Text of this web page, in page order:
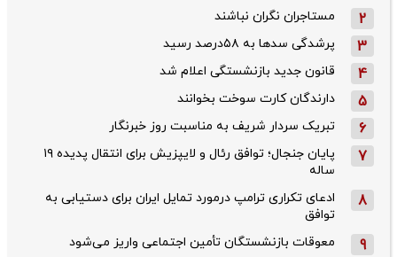
2 مستاجران نگران نباشند
3 پرشدگی سدها به ۵۸درصد رسید
4 قانون جدید بازنشستگی اعلام شد
5 دارندگان کارت سوخت بخوانند
6 تبریک سردار شریف به مناسبت روز خبرنگار
7
پایان جنجال؛ توافق رئال و لایپزیش برای انتقال پدیده ۱۹
ساله
8
ادعای تکراری ترامپ درمورد تمایل ایران برای دستیابی به
توافق
9 معوقات بازنشستگان تأمین اجتماعی واریز می‌شود